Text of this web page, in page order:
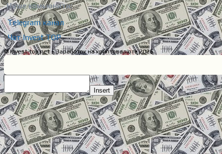
Наше комьюнити:
Telegram канал
Чат Invest TOP
© invest-top.net – Заработок на криптовалюте 2026
Insert